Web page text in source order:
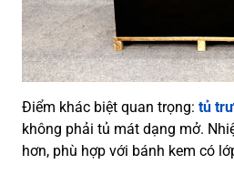
Điểm khác biệt quan trọng: tủ
không phải tủ mát dạng mở.
hơn, phù hợp với bánh kem có